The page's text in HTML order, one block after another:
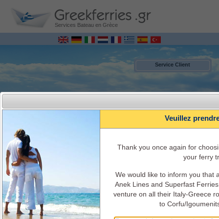
Services Bateau en Grèce
Service Client
MENU
Italie - Grèce Reservation de ferry EN LIGNE
Horaires, disponibilités, prix, informations et service de bateaux
Veuillez
Τhank you once again for
your ferry
We would like to inform you that
Anek Lines and Superfast
venture on all their Italy-Greece
to Corfu/